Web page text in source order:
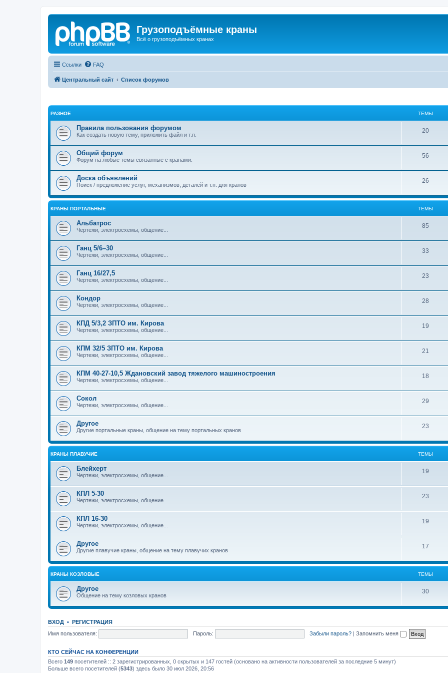
Грузоподъёмные краны
Всё о грузоподъёмных кранах
Ссылки FAQ
Центральный сайт Список форумов
РАЗНОЕ ТЕМЫ
Правила пользования форумом
Как создать новую тему, приложить файл и т.п.
20
Общий форум
Форум на любые темы связанные с кранами.
56
Доска объявлений
Поиск / предложение услуг, механизмов, деталей и т.п. для кранов
26
КРАНЫ ПОРТАЛЬНЫЕ ТЕМЫ
Альбатрос
Чертежи, электросхемы, общение...
85
Ганц 5/6–30
Чертежи, электросхемы, общение...
33
Ганц 16/27,5
Чертежи, электросхемы, общение...
23
Кондор
Чертежи, электросхемы, общение...
28
КПД 5/3,2 ЗПТО им. Кирова
Чертежи, электросхемы, общение...
19
КПМ 32/5 ЗПТО им. Кирова
Чертежи, электросхемы, общение...
21
КПМ 40-27-10,5 Ждановский завод тяжелого машиностроения
Чертежи, электросхемы, общение...
18
Сокол
Чертежи, электросхемы, общение...
29
Другое
Другие портальные краны, общение на тему портальных кранов
23
КРАНЫ ПЛАВУЧИЕ ТЕМЫ
Блейхерт
Чертежи, электросхемы, общение...
19
КПЛ 5-30
Чертежи, электросхемы, общение...
23
КПЛ 16-30
Чертежи, электросхемы, общение...
19
Другое
Другие плавучие краны, общение на тему плавучих кранов
17
КРАНЫ КОЗЛОВЫЕ ТЕМЫ
Другое
Общение на тему козловых кранов
30
ВХОД • РЕГИСТРАЦИЯ
Имя пользователя:
Пароль: Забыли пароль? | Запомнить меня
КТО СЕЙЧАС НА КОНФЕРЕНЦИИ
Всего 149 посетителей :: 2 зарегистрированных, 0 скрытых и 147 гостей (основано на активности пользователей за последние 5 минут)
Больше всего посетителей (5343) здесь было 30 июл 2026, 20:56